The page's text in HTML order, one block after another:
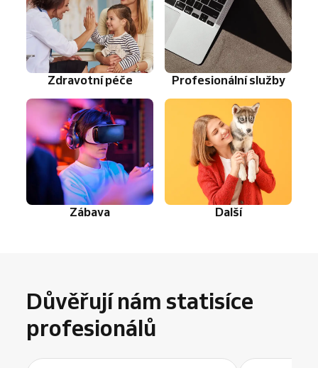
Zdravotní péče Profesionální služby
Zábava Další
Důvěřují nám statisíce
profesionálů